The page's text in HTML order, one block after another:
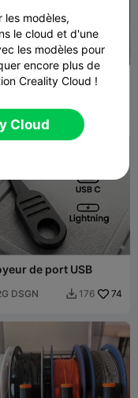
pour enceinte
Nettoyant
au nettoyage
de port USB
DSGN  176 74
les modèles,
le cloud et d'une
les modèles pour
encore plus de
Creality Cloud !
Cloud